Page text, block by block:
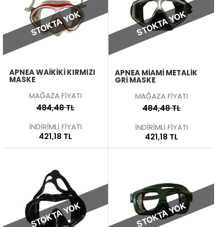
STOKTA YOK
APNEA WAIKIKI KIRMIZI
MASKE
MAĞAZA FİYATI
484,48 TL
İNDİRİMLİ FİYATI
421,18 TL
STOKTA YOK
APNEA MIAMI METALIK
GRI MASKE
MAĞAZA FİYATI
484,48 TL
İNDİRİMLİ FİYATI
421,18 TL
STOKTA YOK STOKTA YOK